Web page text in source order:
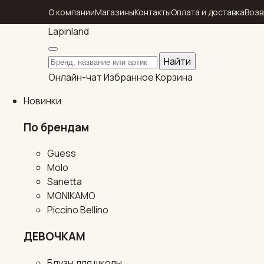
О компанииМагазиныКонтактыОплата и доставка
Lapinland
Поиск по каталогу
Найти
Онлайн-чатИзбранноеКорзина
Новинки
По брендам
Guess
Molo
Sanetta
MONIKAMO
Piccino Bellino
ДЕВОЧКАМ